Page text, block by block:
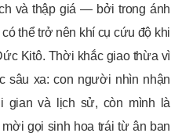
và thập giá — bởi trong ánh
thể trở nên khí cụ cứu độ khi
Kitô. Thời khắc giao thừa vì
sâu xa: con người nhìn nhận
gian và lịch sử, còn mình là
gọi sinh hoa trái từ ân ban